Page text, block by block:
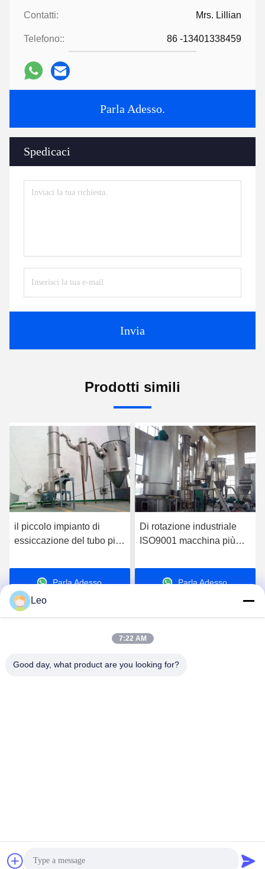
Contatti: Mrs. Lillian
Telefono:: 86 -13401338459
Parla Adesso.
Spedicaci
Invia
Prodotti simili
il piccolo impianto di
essiccazione del tubo più
380V 10-20kg/H ha
personalizzatoParla Adesso.
Di rotazione industriale
ISO9001 macchina più
50Kg/H per i prodotti
chimici
Parla Adesso.
Jiangsu Shengman Drying Equipment
Jiangsu Shengman Drying Equipment Engineering Co., Ltd .
Leo
7:22 AM
Good day, what product are you looking for?